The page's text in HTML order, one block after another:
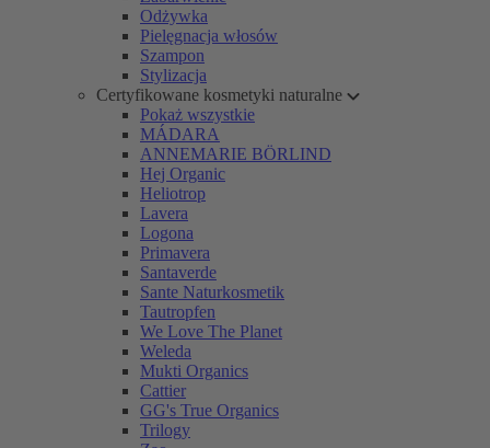
Odżywka
Pielęgnacja włosów
Szampon
Stylizacja
Certyfikowane kosmetyki naturalne
Pokaż wszystkie
MÁDARA
ANNEMARIE BÖRLIND
Hej Organic
Heliotrop
Lavera
Logona
Primavera
Santaverde
Sante Naturkosmetik
Tautropfen
We Love The Planet
Weleda
Mukti Organics
Cattier
GG's True Organics
Trilogy